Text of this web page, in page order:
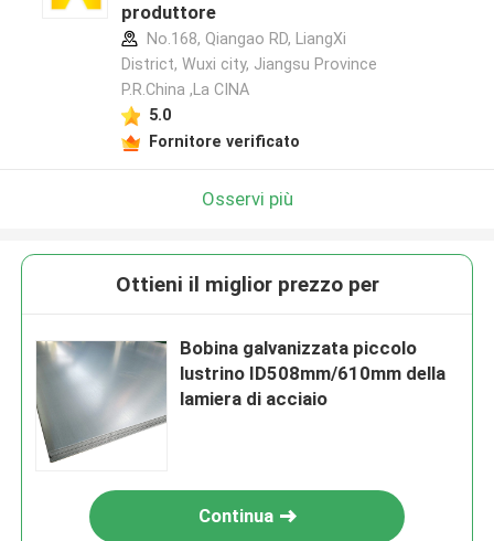
produttore
No.168, Qiangao RD, LiangXi
District, Wuxi city, Jiangsu Province
P.R.China ,La CINA
5.0
Fornitore verificato
Osservi più
Ottieni il miglior prezzo per
Bobina galvanizzata piccolo
lustrino ID508mm/610mm della
lamiera di acciaio
Continua